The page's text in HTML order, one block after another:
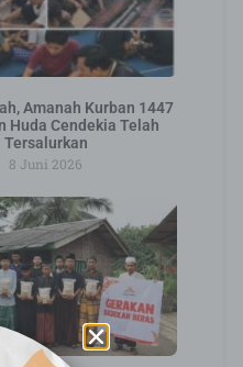
Amanah Kurban 1447
Huda Cendekia Telah
Tersalurkan
8 Juni 2026